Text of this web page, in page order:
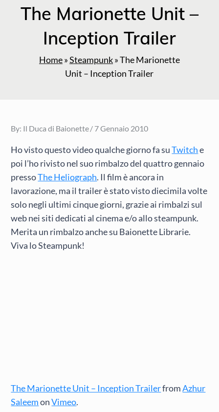
The Marionette Unit –
Inception Trailer
Home»Steampunk»The Marionette
Unit – Inception Trailer
By: Il Duca di Baionette Posted
7 Gennaio 2010
Ho visto questo video qualche giorno fa suTwitche
poi l’ho rivisto nel suo rimbalzo del quattro gennaio
pressoThe Heliograph. Il film è ancora in
lavorazione, ma il trailer è stato visto diecimila volte
solo negli ultimi cinque giorni, grazie ai rimbalzi sul
web nei siti dedicati al cinema e/o allo steampunk.
Merita un rimbalzo anche su Baionette Librarie.
Viva lo Steampunk!
The Marionette Unit – Inception TrailerfromAzhur
SaleemonVimeo.